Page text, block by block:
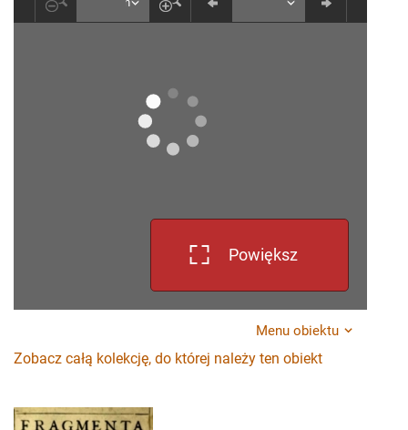
Powiększ
Menu obiektu
Zobacz całą kolekcję, do której należy ten obiekt